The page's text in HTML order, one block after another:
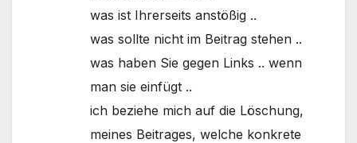
was ist Ihrerseits anstößig ..
was sollte nicht im Beitrag stehen ..
was haben Sie gegen Links .. wenn
man sie einfügt ..
ich beziehe mich auf die Löschung,
meines Beitrages, welche konkrete